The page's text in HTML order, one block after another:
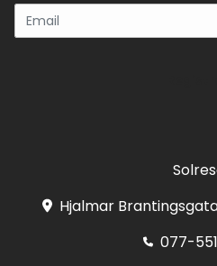
Hjalmar
077-